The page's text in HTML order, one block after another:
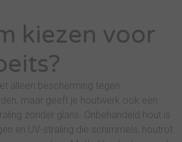
kiezen voor
alleen bescherming tegen
maar geeft je houtwerk ook een
zonder glans. Onbehandeld hout is
en UV-straling die schimmels, houtrot